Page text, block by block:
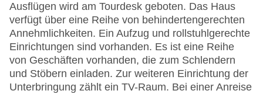
Ausflügen wird am Tourdesk geboten. Das Haus
verfügt über eine Reihe von behindertengerechten
Annehmlichkeiten. Ein Aufzug und rollstuhlgerechte
Einrichtungen sind vorhanden. Es ist eine Reihe
von Geschäften vorhanden, die zum Schlendern
und Stöbern einladen. Zur weiteren Einrichtung der
Unterbringung zählt ein TV-Raum. Bei einer Anreise